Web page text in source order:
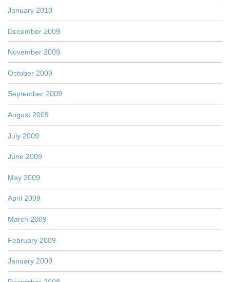
January 2010
December 2009
November 2009
October 2009
September 2009
August 2009
July 2009
June 2009
May 2009
April 2009
March 2009
February 2009
January 2009